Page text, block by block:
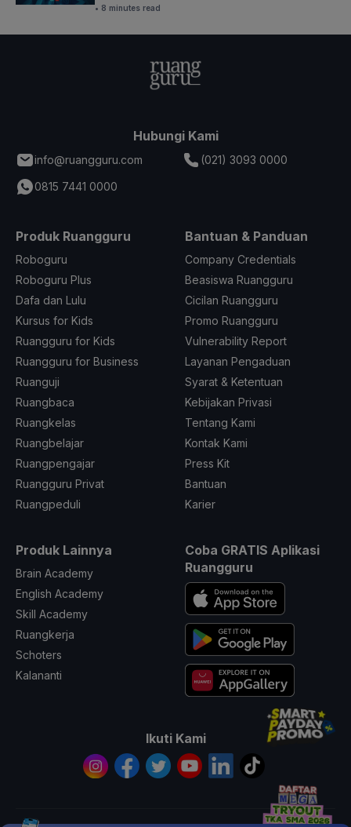
• 8 minutes read
Hubungi Kami
info@ruangguru.com
(021) 3093 0000
0815 7441 0000
Produk Ruangguru
Roboguru
Roboguru Plus
Dafa dan Lulu
Kursus for Kids
Ruangguru for Kids
Ruangguru for Business
Ruanguji
Ruangbaca
Ruangkelas
Ruangbelajar
Ruangpengajar
Ruangguru Privat
Ruangpeduli
Bantuan & Panduan
Company Credentials
Beasiswa Ruangguru
Cicilan Ruangguru
Promo Ruangguru
Vulnerability Report
Layanan Pengaduan
Syarat & Ketentuan
Kebijakan Privasi
Tentang Kami
Kontak Kami
Press Kit
Bantuan
Karier
Produk Lainnya
Brain Academy
English Academy
Skill Academy
Ruangkerja
Schoters
Kalananti
Coba GRATIS Aplikasi
Ruangguru
Ikuti Kami